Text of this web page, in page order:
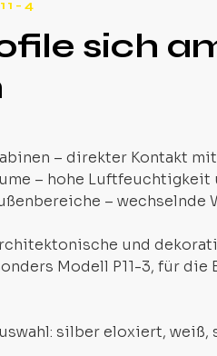
4
sich
– direkter Kontakt
– hohe Luftfeuchtigkeit
– wechselnde
und
Modell P11-3, für
silber eloxiert, weiß,